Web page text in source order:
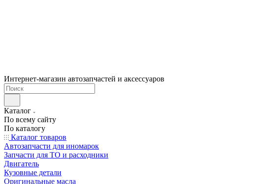
Интернет-магазин автозапчастей и аксессуаров
Каталог
По всему сайту
По каталогу
Каталог товаров
Автозапчасти для иномарок
Запчасти для ТО и расходники
Двигатель
Кузовные детали
Оригинальные масла